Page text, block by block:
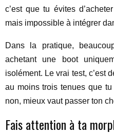
c’est que tu évites
mais impossible à intégrer
Dans la pratique,
achetant une boot
isolément. Le vrai test, c’est
au moins trois tenues que
non, mieux vaut passer ton
Fais attention à ta